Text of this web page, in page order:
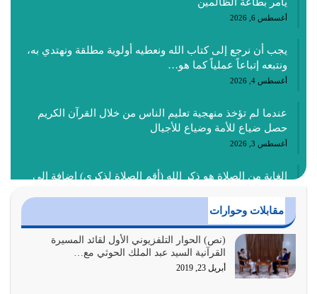
أغسطس 6, 2026
يجب أن نرجع إلى كتاب الله ونعطيه أولوية مطلقة ونهتدي به،
ونتبعه إتباعاً عملياً كما هو…
أغسطس 4, 2026
عندما لم تؤخذ منهجية تعليم الناس من خلال القرآن الكريم
حصل ضياع للأمة وضياع للأجيال
أغسطس 3, 2026
الغاية من الصلاة هو ذكر الله (أقم الصلاة لذكري) إضافة إلى
أغسطس 2, 2026
السبب الرئيسي لشقاء الأمة الابتعاد عن كتاب الله والتعدي
لحدود الله بالإضافات للدين
أغسطس 1, 2026
مقابلات وحوارات
(نص) الحوار التلفزيوني الأول لقائد المسيرة
القرآنية السيد عبد الملك الحوثي مع…
أبريل 23, 2019